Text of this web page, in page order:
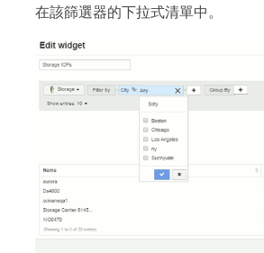
在該篩選器的下拉式清單中。